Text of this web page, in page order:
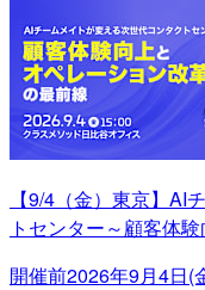
【9/4（金）東京】AI
トセンター～顧客体
開催前2026年9月4日(